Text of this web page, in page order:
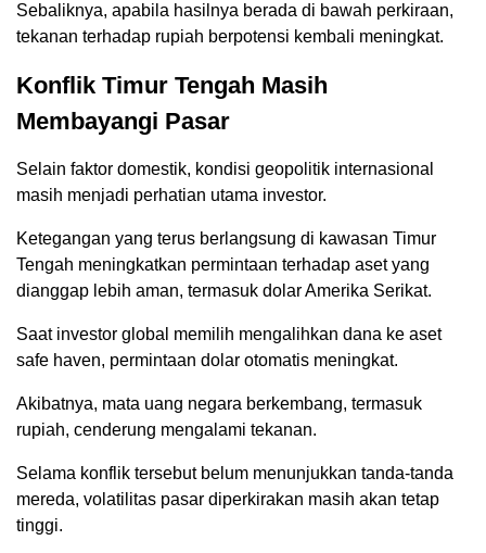
Sebaliknya, apabila hasilnya berada di bawah perkiraan,
tekanan terhadap rupiah berpotensi kembali meningkat.
Konflik Timur Tengah Masih
Membayangi Pasar
Selain faktor domestik, kondisi geopolitik internasional
masih menjadi perhatian utama investor.
Ketegangan yang terus berlangsung di kawasan Timur
Tengah meningkatkan permintaan terhadap aset yang
dianggap lebih aman, termasuk dolar Amerika Serikat.
Saat investor global memilih mengalihkan dana ke aset
safe haven, permintaan dolar otomatis meningkat.
Akibatnya, mata uang negara berkembang, termasuk
rupiah, cenderung mengalami tekanan.
Selama konflik tersebut belum menunjukkan tanda-tanda
mereda, volatilitas pasar diperkirakan masih akan tetap
tinggi.